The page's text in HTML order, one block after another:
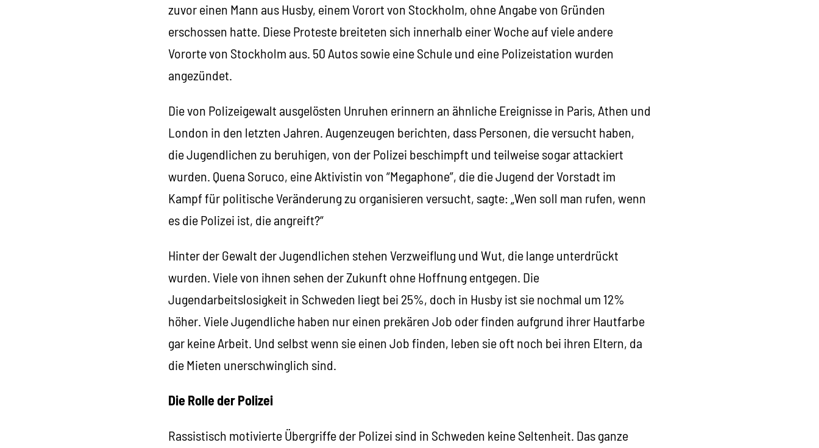
zuvor einen Mann aus Husby, einem Vorort von Stockholm, ohne Angabe von Gründen
erschossen hatte. Diese Proteste breiteten sich innerhalb einer Woche auf viele andere
Vororte von Stockholm aus. 50 Autos sowie eine Schule und eine Polizeistation wurden
angezündet.
Die von Polizeigewalt ausgelösten Unruhen erinnern an ähnliche Ereignisse in Paris, Athen und
London in den letzten Jahren. Augenzeugen berichten, dass Personen, die versucht haben,
die Jugendlichen zu beruhigen, von der Polizei beschimpft und teilweise sogar attackiert
wurden. Quena Soruco, eine Aktivistin von “Megaphone”, die die Jugend der Vorstadt im
Kampf für politische Veränderung zu organisieren versucht, sagte: „Wen soll man rufen, wenn
es die Polizei ist, die angreift?“
Hinter der Gewalt der Jugendlichen stehen Verzweiflung und Wut, die lange unterdrückt
wurden. Viele von ihnen sehen der Zukunft ohne Hoffnung entgegen. Die
Jugendarbeitslosigkeit in Schweden liegt bei 25%, doch in Husby ist sie nochmal um 12%
höher. Viele Jugendliche haben nur einen prekären Job oder finden aufgrund ihrer Hautfarbe
gar keine Arbeit. Und selbst wenn sie einen Job finden, leben sie oft noch bei ihren Eltern, da
die Mieten unerschwinglich sind.
Die Rolle der Polizei
Rassistisch motivierte Übergriffe der Polizei sind in Schweden keine Seltenheit. Das ganze